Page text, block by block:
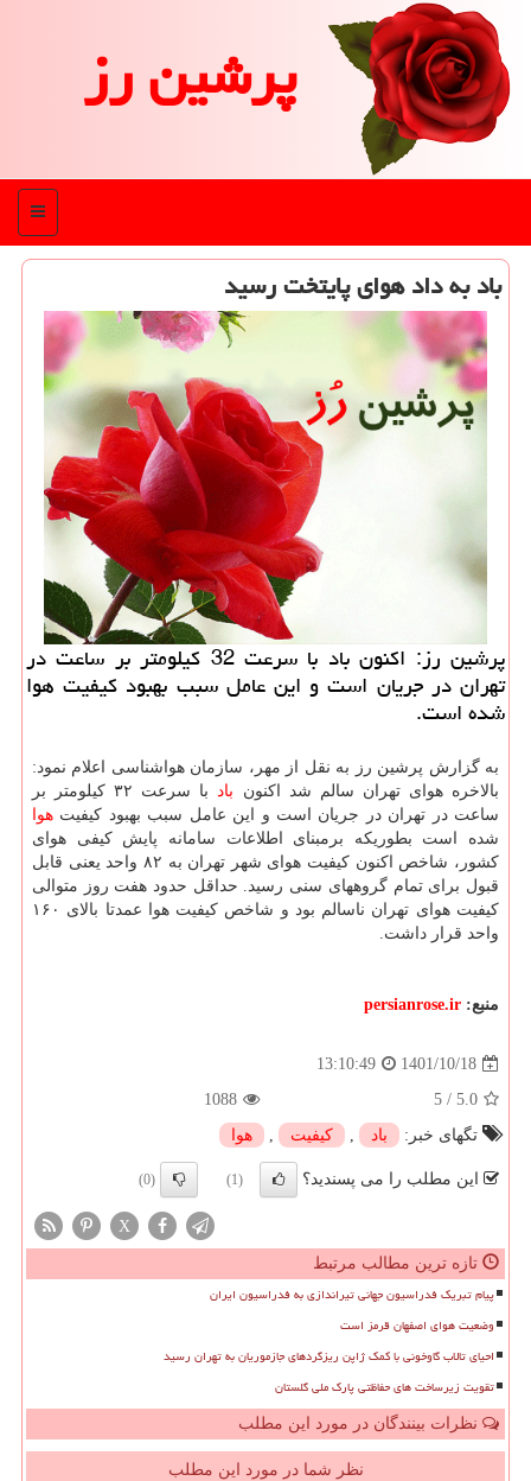
پرشین رز
منو
باد به داد هوای پایتخت رسید
پرشین رز: اکنون باد با سرعت 32 کیلومتر بر ساعت در
تهران در جریان است و این عامل سبب بهبود کیفیت هوا
شده است.
به گزارش پرشین رز به نقل از مهر، سازمان هواشناسی اعلام نمود:
بالاخره هوای تهران سالم شد اکنون باد
با سرعت ۳۲ کیلومتر بر
ساعت در تهران در جریان است و این عامل سبب بهبود کیفیت هوا
شده است بطوریکه برمبنای اطلاعات سامانه پایش کیفی هوای
کشور، شاخص اکنون کیفیت هوای شهر تهران به ۸۲ واحد یعنی قابل
قبول برای تمام گروههای سنی رسید. حداقل حدود هفت روز متوالی
کیفیت هوای تهران ناسالم بود و شاخص کیفیت هوا عمدتا بالای ۱۶۰
واحد قرار داشت.
منبع: persianrose.ir
1401/10/18
13:10:49
5.0
/
5
1088
تگهای خبر:
باد , كیفیت , هوا
این مطلب را می پسندید؟ (1)
(0)
X
تازه ترین مطالب مرتبط
پیام تبریک فدراسیون جهانی تیراندازی به فدراسیون ایران
وضعیت هوای اصفهان قرمز است
احیای تالاب گاوخونی با کمک ژاپن ریزگردهای جازموریان به تهران رسید
تقویت زیرساخت های حفاظتی پارک ملی گلستان
نظرات بینندگان در مورد این مطلب
نظر شما در مورد این مطلب